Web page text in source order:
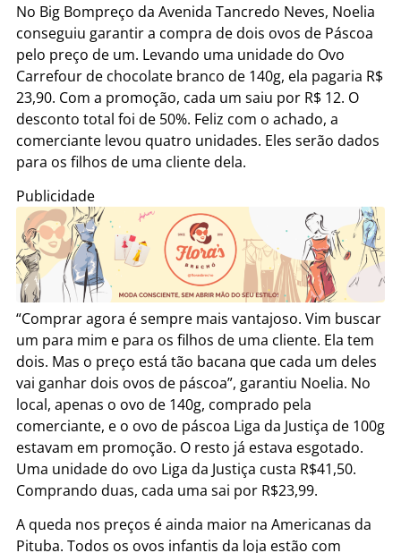
No Big Bompreço da Avenida Tancredo Neves, Noelia
conseguiu garantir a compra de dois ovos de Páscoa
pelo preço de um. Levando uma unidade do Ovo
Carrefour de chocolate branco de 140g, ela pagaria R$
23,90. Com a promoção, cada um saiu por R$ 12. O
desconto total foi de 50%. Feliz com o achado, a
comerciante levou quatro unidades. Eles serão dados
para os filhos de uma cliente dela.
Publicidade
“Comprar agora é sempre mais vantajoso. Vim buscar
um para mim e para os filhos de uma cliente. Ela tem
dois. Mas o preço está tão bacana que cada um deles
vai ganhar dois ovos de páscoa”, garantiu Noelia. No
local, apenas o ovo de 140g, comprado pela
comerciante, e o ovo de páscoa Liga da Justiça de 100g
estavam em promoção. O resto já estava esgotado.
Uma unidade do ovo Liga da Justiça custa R$41,50.
Comprando duas, cada uma sai por R$23,99.
A queda nos preços é ainda maior na Americanas da
Pituba. Todos os ovos infantis da loja estão com